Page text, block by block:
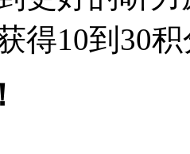
得10到30